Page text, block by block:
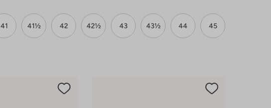
41 41½ 42 42½ 43 43½ 44 45